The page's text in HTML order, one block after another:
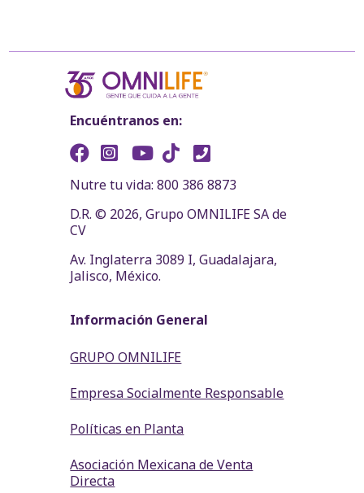
Encuéntranos en:
Nutre tu vida: 800 386 8873
D.R. © 2026, Grupo OMNILIFE SA de
CV
Av. Inglaterra 3089 I, Guadalajara,
Jalisco, México.
Información General
GRUPO OMNILIFE
Empresa Socialmente Responsable
Políticas en Planta
Asociación Mexicana de Venta
Directa